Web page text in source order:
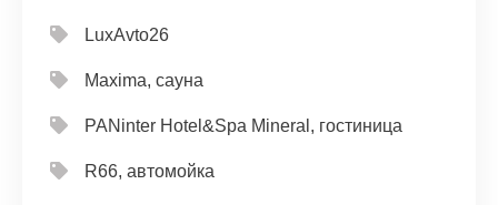
LuxAvto26
Maxima, сауна
PANinter Hotel&Spa Mineral, гостиница
R66, автомойка